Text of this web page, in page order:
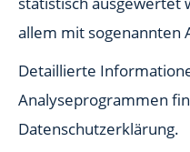
allem mit sogenannten
Detaillierte
Analyseprogrammen
Datenschutzerklärung.